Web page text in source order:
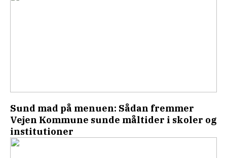
Sund mad på menuen: Sådan fremmer
Vejen Kommune sunde måltider i skoler og
institutioner